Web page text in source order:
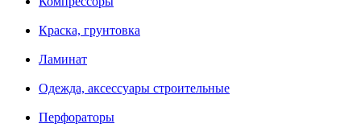
Краска, грунтовка
Ламинат
Одежда, аксессуары строительные
Перфораторы